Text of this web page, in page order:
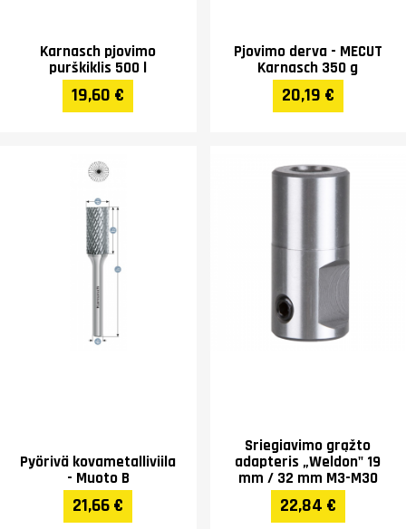
Karnasch pjovimo
purškiklis 500 l
19,60 €
Pjovimo derva - MECUT
Karnasch 350 g
20,19 €
Pyörivä kovametalliviila
- Muoto B
21,66 €
Sriegiavimo grąžto
adapteris „Weldon" 19
mm / 32 mm M3-M30
22,84 €